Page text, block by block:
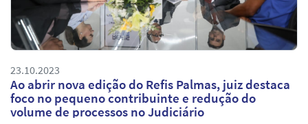
23.10.2023
Ao abrir nova edição do Refis Palmas, juiz destaca
foco no pequeno contribuinte e redução do
volume de processos no Judiciário